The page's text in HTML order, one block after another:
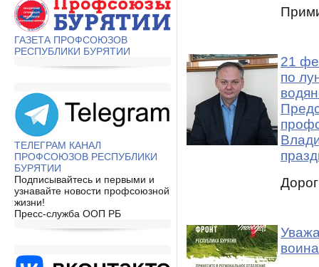
ГАЗЕТА ПРОФСОЮЗОВ
РЕСПУБЛИКИ БУРЯТИИ
ТЕЛЕГРАМ КАНАЛ
ПРОФСОЮЗОВ РЕСПУБЛИКИ
БУРЯТИИ
Подписывайтесь и первыми и
узнавайте новости профсоюзной
жизни!
Пресс-служба ООП РБ
21
по